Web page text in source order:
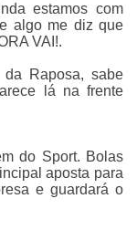
estamos com
algo me diz que
VAI!.
da Raposa, sabe
lá na frente
do Sport. Bolas
aposta para
e guardará o